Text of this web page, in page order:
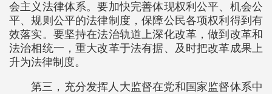
会主义法律体系。要加快完善体现权利公平、机会公
平、规则公平的法律制度，保障公民各项权利得到有
效落实。要坚持在法治轨道上深化改革，做到改革和
法治相统一，重大改革于法有据、及时把改革成果上
升为法律制度。
第三，充分发挥人大监督在党和国家监督体系中